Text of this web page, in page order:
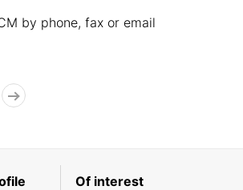
by phone, fax or email
Of interest